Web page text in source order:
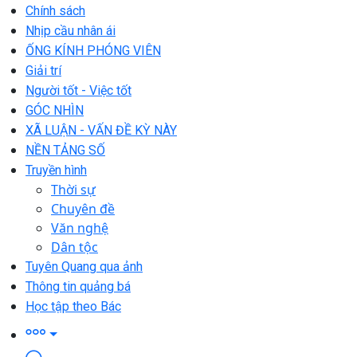
Chính sách
Nhịp cầu nhân ái
ỐNG KÍNH PHÓNG VIÊN
Giải trí
Người tốt - Việc tốt
GÓC NHÌN
XÃ LUẬN - VẤN ĐỀ KỲ NÀY
NỀN TẢNG SỐ
Truyền hình
Thời sự
Chuyên đề
Văn nghệ
Dân tộc
Tuyên Quang qua ảnh
Thông tin quảng bá
Học tập theo Bác